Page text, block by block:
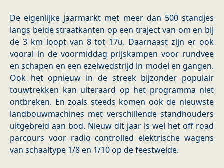
De eigenlijke jaarmarkt met meer dan 500 standjes
langs beide straatkanten op een traject van om en bij
de 3 km loopt van 8 tot 17u. Daarnaast zijn er ook
vooral in de voormiddag prijskampen voor rundvee
en schapen en een ezelwedstrijd in model en gangen.
Ook het opnieuw in de streek bijzonder populair
touwtrekken kan uiteraard op het programma niet
ontbreken. En zoals steeds komen ook de nieuwste
landbouwmachines met verschillende standhouders
uitgebreid aan bod. Nieuw dit jaar is wel het off road
parcours voor radio controlled elektrische wagens
van schaaltype 1/8 en 1/10 op de feestweide.